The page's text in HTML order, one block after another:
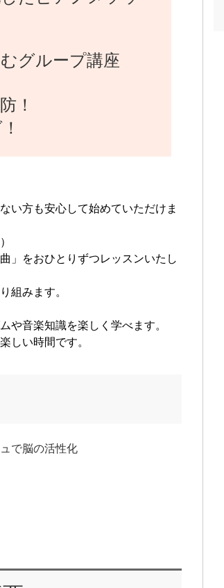
グループ講座
！
い方も安心して始めていただけま
」をおひとりずつレッスンいたし
組みます。
や音楽知識を楽しく学べます。
しい時間です。
で脳の活性化